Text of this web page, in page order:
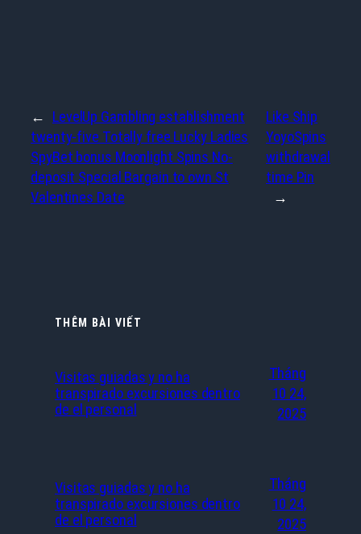
←
LevelUp Gambling establishment
twenty-five Totally free Lucky Ladies
SpyBet bonus Moonlight Spins No-
deposit Special Bargain to own St
Valentines Date
Like Ship
YoyoSpins
withdrawal
time Pin
→
THÊM BÀI VIẾT
Visitas guiadas y no ha
transpirado excursiones dentro
de el personal
Tháng
10 24,
2025
Visitas guiadas y no ha
transpirado excursiones dentro
de el personal
Tháng
10 24,
2025